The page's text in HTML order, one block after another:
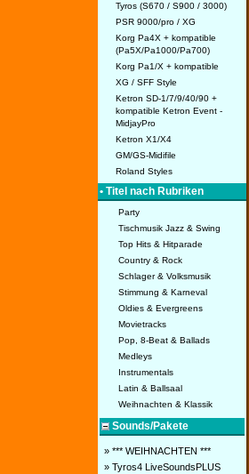
Tyros (S670 / S900 / 3000)
PSR 9000/pro / XG
Korg Pa4X + kompatible
(Pa5X/Pa1000/Pa700)
Korg Pa1/X + kompatible
XG / SFF Style
Ketron SD-1/7/9/40/90 +
kompatible Ketron Event -
MidjayPro
Ketron X1/X4
GM/GS-Midifile
Roland Styles
• Titel nach Rubriken
Party
Tischmusik Jazz & Swing
Top Hits & Hitparade
Country & Rock
Schlager & Volksmusik
Stimmung & Karneval
Oldies & Evergreens
Movietracks
Pop, 8-Beat & Ballads
Medleys
Instrumentals
Latin & Ballsaal
Weihnachten & Klassik
Sounds/Pakete
» *** WEIHNACHTEN ***
» Tyros4 LiveSoundsPLUS